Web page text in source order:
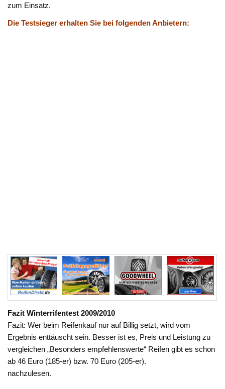
zum Einsatz.
Die Testsieger erhalten Sie bei folgenden Anbietern:
Fazit Winterrifentest 2009/2010
Fazit: Wer beim Reifenkauf nur auf Billig setzt, wird vom
Ergebnis enttäuscht sein. Besser ist es, Preis und Leistung zu
vergleichen „Besonders empfehlenswerte“ Reifen gibt es schon
ab 46 Euro (185-er) bzw. 70 Euro (205-er).
nachzulesen.